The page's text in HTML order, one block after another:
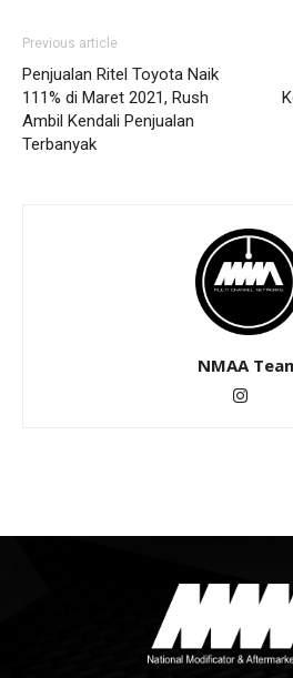
Previous article
Penjualan Ritel Toyota Naik
111% di Maret 2021, Rush
Ambil Kendali Penjualan
Terbanyak
NMAA